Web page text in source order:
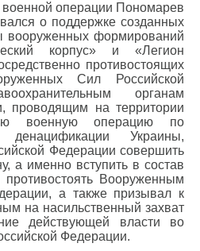
операции Пономарев
о поддержке созданных
вооруженных формирований
корпус» и «Легион
противостоящих
Сил Российской
органам
проводящим на территории
военную операцию по
Украины,
Федерации совершить
а именно вступить в состав
Вооруженным
а также призывал к
на насильственный захват
действующей власти во
Федерации.